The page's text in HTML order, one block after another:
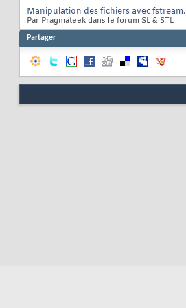
Manipulation des fichiers avec fstream.
Par Pragmateek dans le forum SL & STL
Partager